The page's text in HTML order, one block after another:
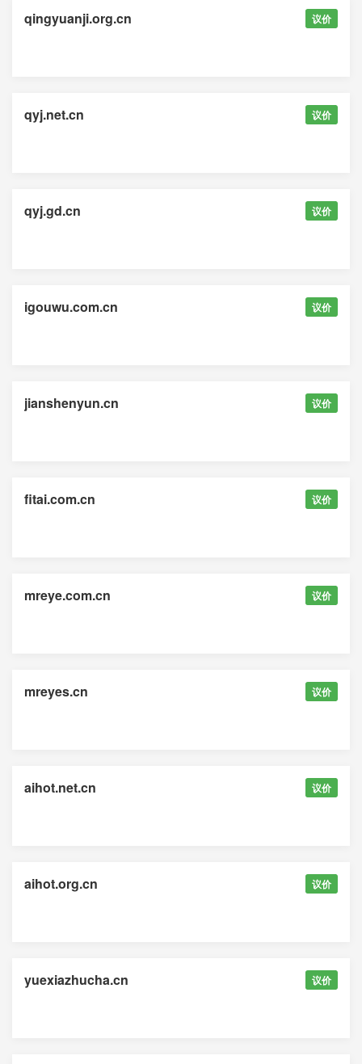
qingyuanji.org.cn 议价
qyj.net.cn 议价
qyj.gd.cn 议价
igouwu.com.cn 议价
jianshenyun.cn 议价
fitai.com.cn 议价
mreye.com.cn 议价
mreyes.cn 议价
aihot.net.cn 议价
aihot.org.cn 议价
yuexiazhucha.cn 议价